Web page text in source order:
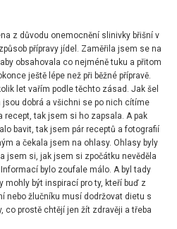
z důvodu onemocnění slinivky břišní v
přípravy jídel. Zaměřila jsem se na
obsahovala co nejméně tuku a přitom
ještě lépe než při běžné přípravě.
let vařím podle těchto zásad. Jak šel
dobrá a všichni se po nich cítíme
recept, tak jsem si ho zapsala. A pak
bavit, tak jsem pár receptů a fotografií
a čekala jsem na ohlasy. Ohlasy byly
jsem si, jak jsem si zpočátku nevěděla
bylo zoufale málo. A byl tady
mohly být inspirací pro ty, kteří buď z
nebo žlučníku musí dodržovat dietu s
co prostě chtějí jen žít zdravěji a třeba